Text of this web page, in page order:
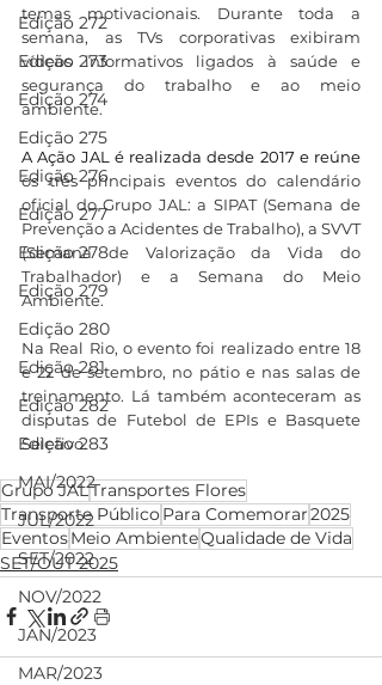
Edição 272
Edição 273
Edição 274
Edição 275
Edição 276
Edição 277
Edição 278
Edição 279
Edição 280
Edição 281
Edição 282
Edição 283
MAI/2022
JUL/2022
SET/2022
NOV/2022
JAN/2023
MAR/2023
temas motivacionais. Durante toda a
semana, as TVs corporativas exibiram
vídeos informativos ligados à saúde e
segurança do trabalho e ao meio
ambiente.
os três principais eventos do calendário
oficial do Grupo JAL: a SIPAT (Semana de
Prevenção a Acidentes de Trabalho), a SVVT
(Semana de Valorização da Vida do
Trabalhador) e a Semana do Meio
Ambiente.
Na Real Rio, o evento foi realizado entre 18
e 22 de setembro, no pátio e nas salas de
treinamento. Lá também aconteceram as
disputas de Futebol de EPIs e Basquete
Seletivo.
Grupo JALTransportes Flores
Transporte Público Para Comemorar2025
EventosMeio AmbienteQualidade de Vida
SET/OUT 2025